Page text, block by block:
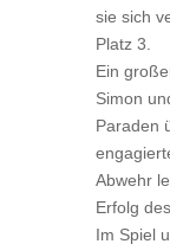
sie sich
Platz 3.
Ein
Simon
Paraden
Abwehr
Erfolg
Im Spiel